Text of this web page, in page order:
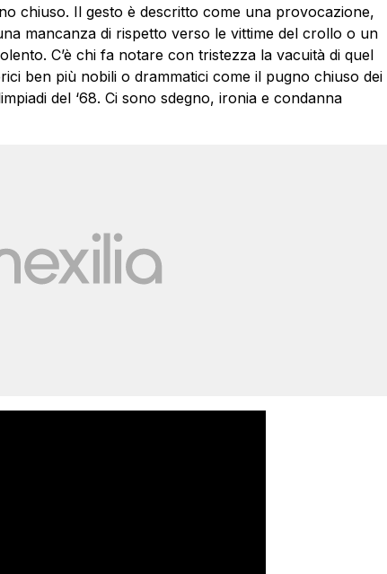
chiuso. Il gesto è descritto come una provocazione,
mancanza di rispetto verso le vittime del crollo o un
C’è chi fa notare con tristezza la vacuità di quel
ben più nobili o drammatici come il pugno chiuso dei
del ‘68. Ci sono sdegno, ironia e condanna